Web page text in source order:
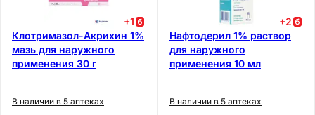
+1
Клотримазол-Акрихин 1%
мазь для наружного
применения 30 г
В наличии в 5 аптеках
+2
Нафтодерил 1% раствор
для наружного
применения 10 мл
В наличии в 5 аптеках